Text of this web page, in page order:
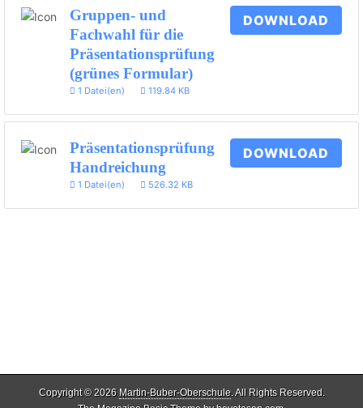
Gruppen- und
Fachwahl für die
Präsentationsprüfung
(grünes Formular)
1 Datei(en) 119.84 KB
DOWNLOAD
Präsentationsprüfung
Handreichung
1 Datei(en) 526.32 KB
DOWNLOAD
Copyright © 2026 Martin-Buber-Oberschule. All Rights Reserved.